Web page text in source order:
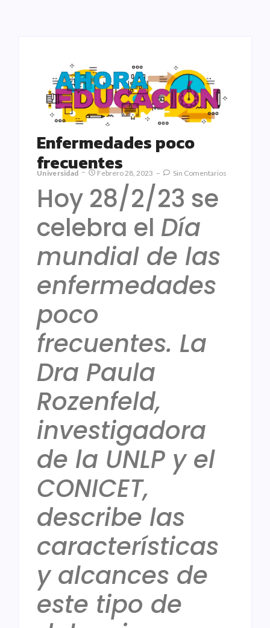
Enfermedades poco
frecuentes
Universidad Febrero 28, 2023 Sin Comentarios
Hoy 28/2/23 se
celebra el Día
mundial de las
enfermedades
poco
frecuentes. La
Dra Paula
Rozenfeld,
investigadora
de la UNLP y el
CONICET,
describe las
características
y alcances de
este tipo de